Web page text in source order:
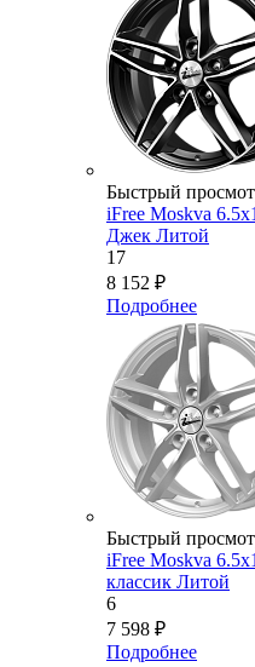
Быстрый
iFree Moskva
Джек Литой
17
8 152 ₽
Подробнее
Быстрый
iFree Moskva
классик Литой
6
7 598 ₽
Подробнее